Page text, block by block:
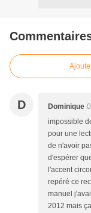
D Dominique
impossible
pour une
de n'avoir
d'espérer
l'accent
repéré ce
manuel
2012 mais